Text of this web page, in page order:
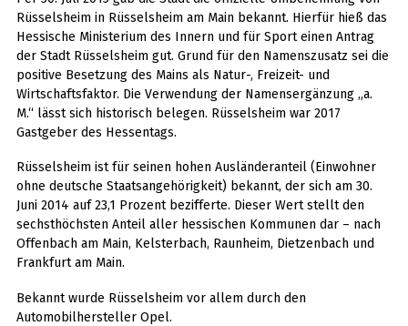
Rüsselsheim in Rüsselsheim am Main bekannt. Hierfür hieß das
Hessische Ministerium des Innern und für Sport einen Antrag
der Stadt Rüsselsheim gut. Grund für den Namenszusatz sei die
positive Besetzung des Mains als Natur-, Freizeit- und
Wirtschaftsfaktor. Die Verwendung der Namensergänzung „a.
M.“ lässt sich historisch belegen. Rüsselsheim war 2017
Gastgeber des Hessentags.
Rüsselsheim ist für seinen hohen Ausländeranteil (Einwohner
ohne deutsche Staatsangehörigkeit) bekannt, der sich am 30.
Juni 2014 auf 23,1 Prozent bezifferte. Dieser Wert stellt den
sechsthöchsten Anteil aller hessischen Kommunen dar – nach
Offenbach am Main, Kelsterbach, Raunheim, Dietzenbach und
Frankfurt am Main.
Bekannt wurde Rüsselsheim vor allem durch den
Automobilhersteller Opel.